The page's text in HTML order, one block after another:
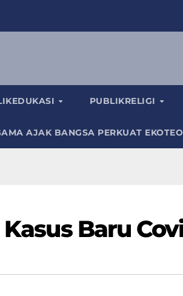
PUBLIKRELIGI
AJAK BANGSA PERKUAT
Baru